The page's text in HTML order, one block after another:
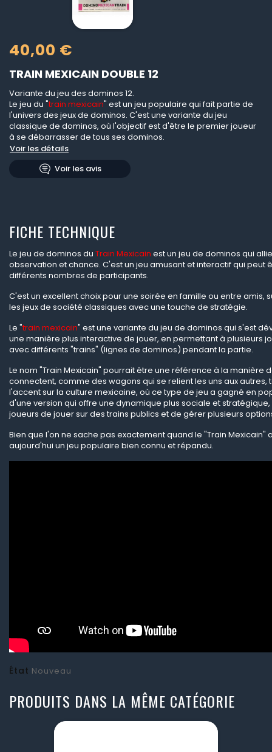
40,00 €
TRAIN MEXICAIN DOUBLE 12
Variante du jeu des dominos 12.
Le jeu du "train mexicain" est un jeu populaire qui fait partie de
l'univers des jeux de dominos. C'est une variante du jeu
classique de dominos, où l'objectif est d'être le premier joueur
à se débarrasser de tous ses dominos.
Voir les détails
Voir les avis
FICHE TECHNIQUE
Le jeu de dominos du Train Mexicain est un jeu de dominos qui
observation et chance. C'est un jeu amusant et interactif qui peut
différents nombres de participants.
C'est un excellent choix pour une soirée en famille ou entre amis,
les jeux de société classiques avec une touche de stratégie.
Le "train mexicain" est une variante du jeu de dominos qui s'est
une manière plus interactive de jouer, en permettant à plusieurs
avec différents "trains" (lignes de dominos) pendant la partie.
Le nom "Train Mexicain" pourrait être une référence à la manière
connectent, comme des wagons qui se relient les uns aux autres,
l'accent sur la culture mexicaine, où ce type de jeu a gagné en
d'une version qui offre une dynamique plus sociale et
joueurs de jouer sur des trains publics et de gérer plusieurs
Bien que l'on ne sache pas exactement quand le "Train Mexicain"
aujourd'hui un jeu populaire bien connu et répandu.
État Nouveau
PRODUITS DANS LA MÊME CATÉGORIE